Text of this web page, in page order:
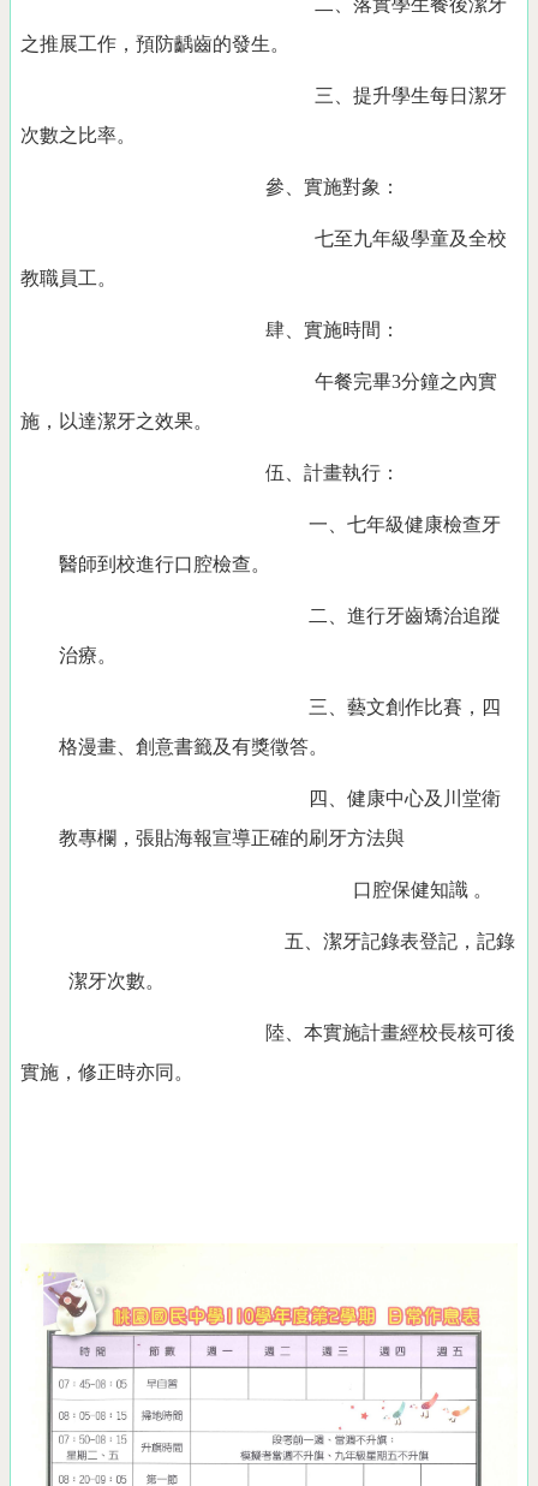
之推展工作，預防齲齒的發生。
三、提升學生每日潔牙
次數之比率。
參、實施對象：
七至九年級學童及全校
教職員工。
肆、實施時間：
午餐完畢3分鐘之內實
施，以達潔牙之效果。
伍、計畫執行：
一、七年級健康檢查牙
醫師到校進行口腔檢查。
二、進行牙齒矯治追蹤
治療。
三、藝文創作比賽，四
格漫畫、創意書籤及有獎徵答。
四、健康中心及川堂衛
教專欄，張貼海報宣導正確的刷牙方法與
口腔保健知識 。
五、潔牙記錄表登記，記錄
潔牙次數。
陸、本實施計畫經校長核可後
實施，修正時亦同。